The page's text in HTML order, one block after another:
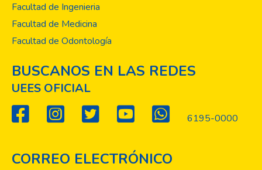
Facultad de Ingenieria
Facultad de Medicina
Facultad de Odontología
BUSCANOS EN LAS REDES
UEES OFICIAL
6195-0000
CORREO ELECTRÓNICO